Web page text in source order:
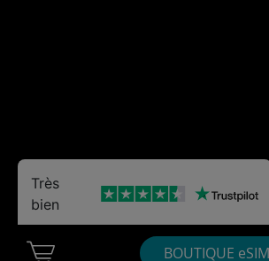
BOUTIQUE eSIM
Très
bien